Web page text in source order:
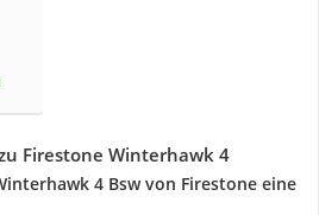
Firestone Winterhawk 4
4 Bsw von Firestone eine